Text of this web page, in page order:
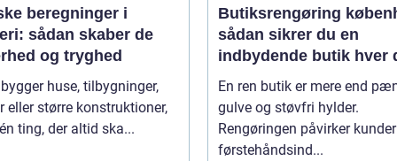
beregninger i
sådan skaber de
og tryghed
huse, tilbygninger,
eller større konstruktioner,
ting, der altid ska...
Butiksrengøring
sådan sikrer du en
indbydende butik hver
En ren butik er mere end
gulve og støvfri hylder.
Rengøringen påvirker
førstehåndsind...